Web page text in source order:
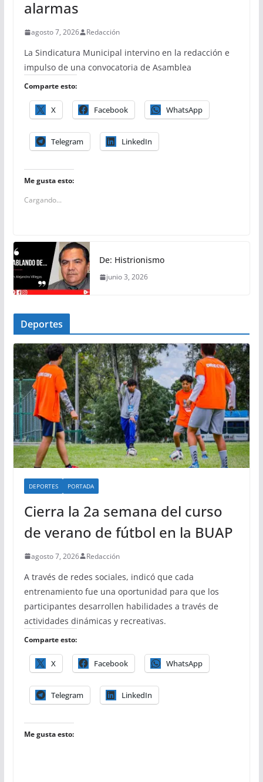
alarmas
agosto 7, 2026 Redacción
La Sindicatura Municipal intervino en la redacción e
impulso de una convocatoria de Asamblea
Comparte esto:
X Facebook WhatsApp
Telegram LinkedIn
Me gusta esto:
Cargando...
De: Histrionismo
junio 3, 2026
Deportes
DEPORTES PORTADA
Cierra la 2a semana del curso
de verano de fútbol en la BUAP
agosto 7, 2026 Redacción
A través de redes sociales, indicó que cada
entrenamiento fue una oportunidad para que los
participantes desarrollen habilidades a través de
actividades dinámicas y recreativas.
Comparte esto:
X Facebook WhatsApp
Telegram LinkedIn
Me gusta esto: